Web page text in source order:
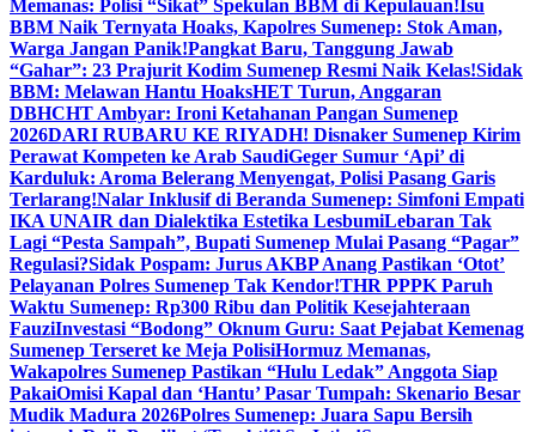
Memanas: Polisi “Sikat” Spekulan BBM di Kepulauan!Isu
BBM Naik Ternyata Hoaks, Kapolres Sumenep: Stok Aman,
Warga Jangan Panik!Pangkat Baru, Tanggung Jawab
“Gahar”: 23 Prajurit Kodim Sumenep Resmi Naik Kelas!Sidak
BBM: Melawan Hantu HoaksHET Turun, Anggaran
DBHCHT Ambyar: Ironi Ketahanan Pangan Sumenep
2026DARI RUBARU KE RIYADH! Disnaker Sumenep Kirim
Perawat Kompeten ke Arab SaudiGeger Sumur ‘Api’ di
Karduluk: Aroma Belerang Menyengat, Polisi Pasang Garis
Terlarang!Nalar Inklusif di Beranda Sumenep: Simfoni Empati
IKA UNAIR dan Dialektika Estetika LesbumiLebaran Tak
Lagi “Pesta Sampah”, Bupati Sumenep Mulai Pasang “Pagar”
Regulasi?Sidak Pospam: Jurus AKBP Anang Pastikan ‘Otot’
Pelayanan Polres Sumenep Tak Kendor!THR PPPK Paruh
Waktu Sumenep: Rp300 Ribu dan Politik Kesejahteraan
FauziInvestasi “Bodong” Oknum Guru: Saat Pejabat Kemenag
Sumenep Terseret ke Meja PolisiHormuz Memanas,
Wakapolres Sumenep Pastikan “Hulu Ledak” Anggota Siap
PakaiOmisi Kapal dan ‘Hantu’ Pasar Tumpah: Skenario Besar
Mudik Madura 2026Polres Sumenep: Juara Sapu Bersih